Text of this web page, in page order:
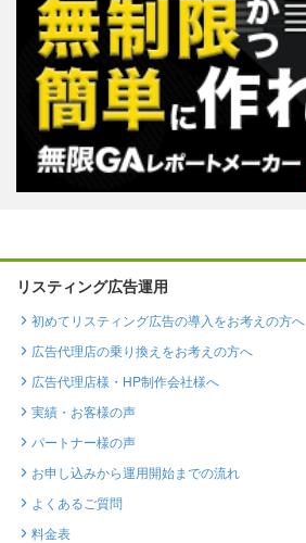
リスティング広告運用
初めてリスティング広告の導入をお考えの方へ
広告代理店の乗り換えをお考えの方へ
広告代理店様・HP制作会社様へ
実績・お客様の声
パートナー様の声
お申し込みから運用開始までの流れ
よくあるご質問
料金表